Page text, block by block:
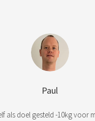
Paul
als doel gesteld -10kg voor